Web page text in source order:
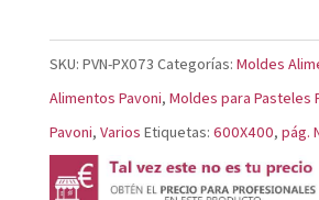
cantidad
SKU: PVN-PX073 Categorías: Moldes
Alimentos Pavoni, Moldes para Pasteles
Pavoni, Varios Etiquetas: 600X400, pág.